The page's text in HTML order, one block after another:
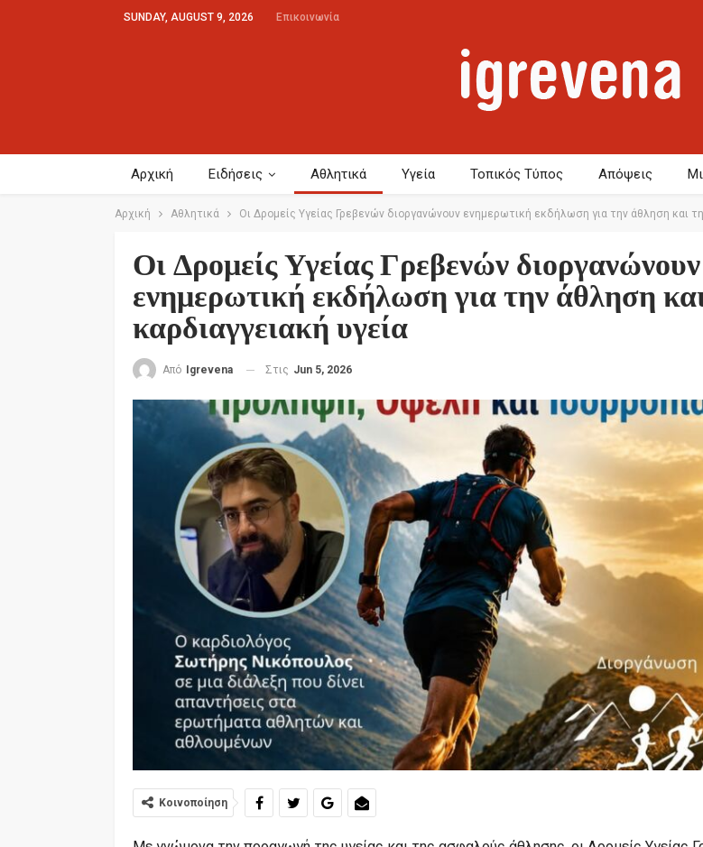
SUNDAY, AUGUST 9, 2026 Επικοινωνία
Αρχική Ειδήσεις Αθλητικά Υγεία Τοπικός Τύπος Απόψεις
Αρχική Αθλητικά Οι Δρομείς Υγείας Γρεβενών διοργανώνουν ενημερωτική εκδήλωση για την άθληση και
Οι Δρομείς Υγείας Γρεβενών διοργανώνουν
ενημερωτική εκδήλωση για την άθληση
καρδιαγγειακή υγεία
Από Igrevena Στις Jun 5, 2026
Κοινοποίηση